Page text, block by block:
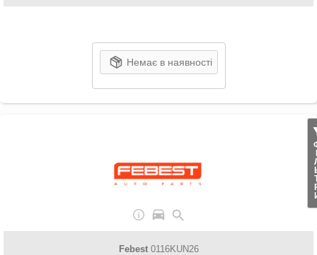
Немає в наявності
Febest0116KUN26